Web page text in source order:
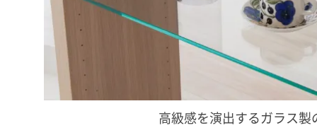
高級感を演出するガラス製